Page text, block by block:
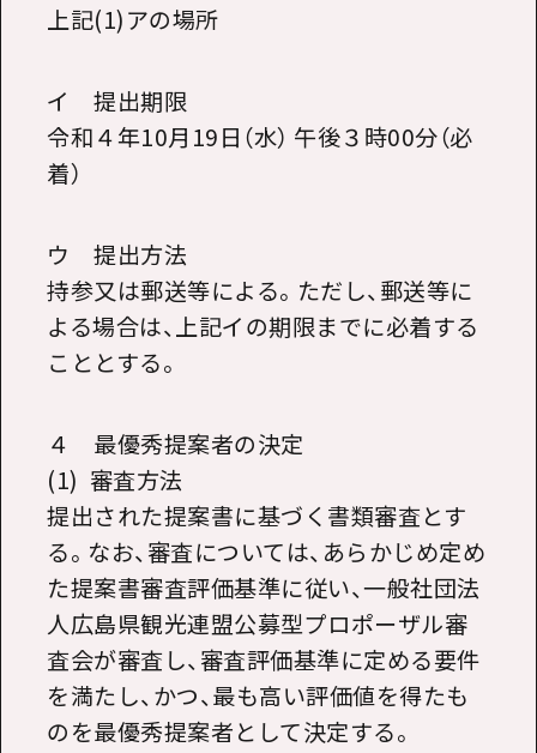
上記(1)アの場所
イ 提出期限
令和４年10月19日（水） 午後３時00分（必
着）
ウ 提出方法
持参又は郵送等による。ただし、郵送等に
よる場合は、上記イの期限までに必着する
こととする。
４ 最優秀提案者の決定
(1) 審査方法
提出された提案書に基づく書類審査とす
る。なお、審査については、あらかじめ定め
た提案書審査評価基準に従い、一般社団法
人広島県観光連盟公募型プロポーザル審
査会が審査し、審査評価基準に定める要件
を満たし、かつ、最も高い評価値を得たも
のを最優秀提案者として決定する。